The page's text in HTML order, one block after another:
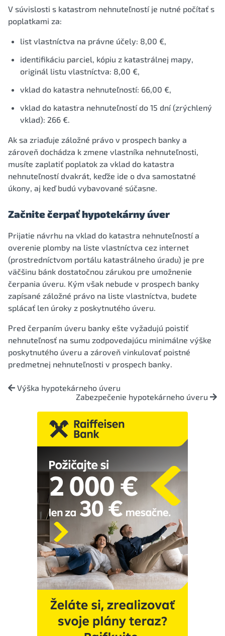
V súvislosti s katastrom nehnuteľností je nutné počítať s
poplatkami za:
list vlastníctva na právne účely: 8,00 €,
identifikáciu parciel, kópiu z katastrálnej mapy,
originál listu vlastníctva: 8,00 €,
vklad do katastra nehnuteľností: 66,00 €,
vklad do katastra nehnuteľností do 15 dní (zrýchlený
vklad): 266 €.
Ak sa zriaďuje záložné právo v prospech banky a
zároveň dochádza k zmene vlastníka nehnuteľnosti,
musíte zaplatiť poplatok za vklad do katastra
nehnuteľností dvakrát, keďže ide o dva samostatné
úkony, aj keď budú vybavované súčasne.
Začnite čerpať hypotekárny úver
Prijatie návrhu na vklad do katastra nehnuteľností a
overenie plomby na liste vlastníctva cez internet
(prostredníctvom portálu katastrálneho úradu) je pre
väčšinu bánk dostatočnou zárukou pre umožnenie
čerpania úveru. Kým však nebude v prospech banky
zapísané záložné právo na liste vlastníctva, budete
splácať len úroky z poskytnutého úveru.
Pred čerpaním úveru banky ešte vyžadujú poistiť
nehnuteľnosť na sumu zodpovedajúcu minimálne výške
poskytnutého úveru a zároveň vinkulovať poistné
predmetnej nehnuteľnosti v prospech banky.
Výška hypotekárneho úveru
Zabezpečenie hypotekárneho úveru